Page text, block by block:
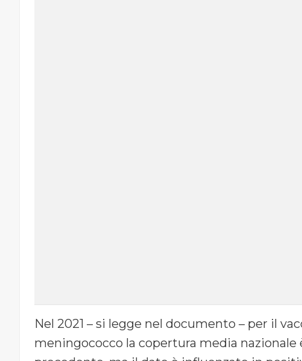
Nel 2021 – si legge nel documento – per il
meningococco la copertura media nazionale